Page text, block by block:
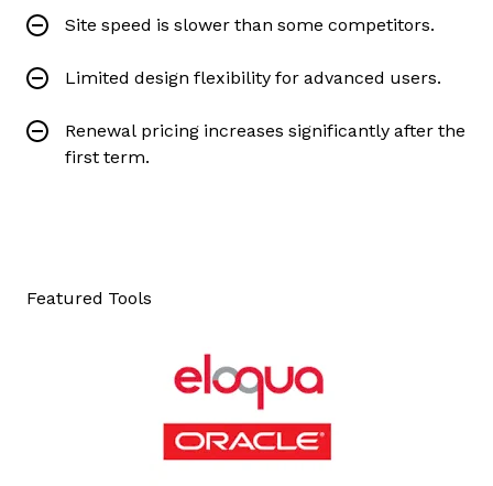
Site speed is slower than some competitors.
Limited design flexibility for advanced users.
Renewal pricing increases significantly after the
first term.
Featured Tools